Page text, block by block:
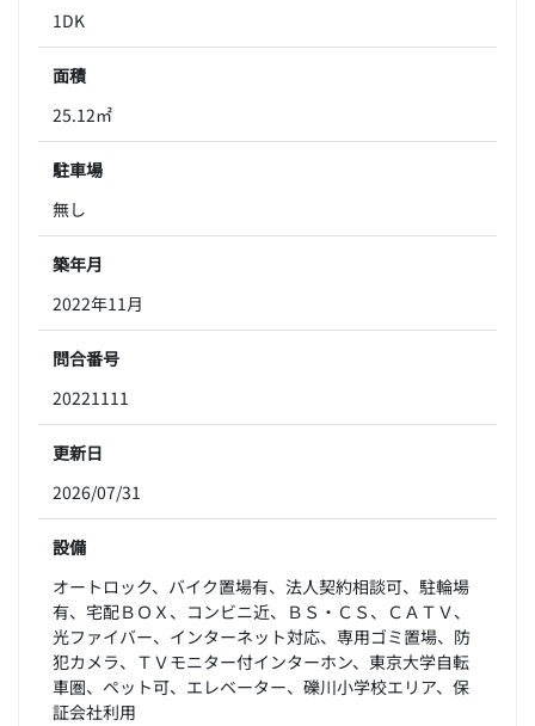
1DK
面積
25.12㎡
駐車場
無し
築年月
2022年11月
問合番号
20221111
更新日
2026/07/31
設備
オートロック、バイク置場有、法人契約相談可、駐輪場
有、宅配ＢＯＸ、コンビニ近、ＢＳ・ＣＳ、ＣＡＴＶ、
光ファイバー、インターネット対応、専用ゴミ置場、防
犯カメラ、ＴＶモニター付インターホン、東京大学自転
車圏、ペット可、エレベーター、礫川小学校エリア、保
証会社利用